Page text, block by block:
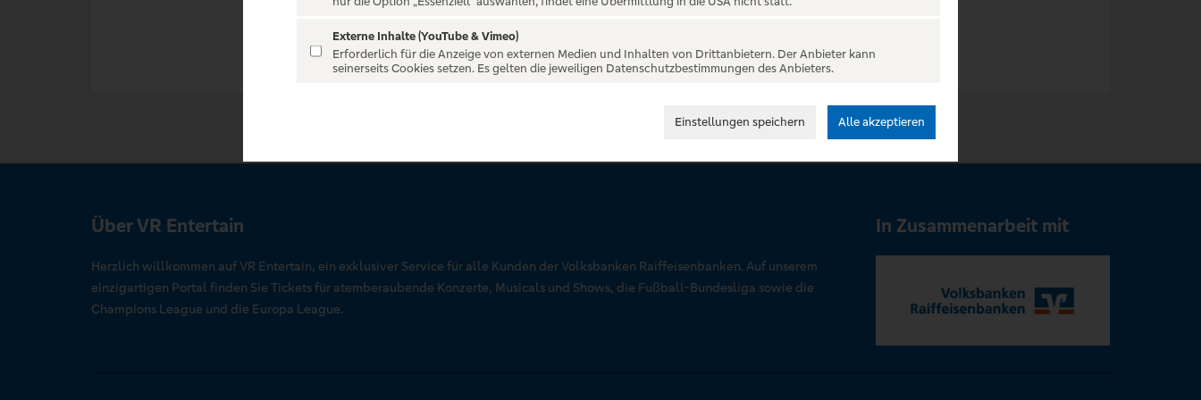
Über VR Entertain
Herzlich willkommen auf VR Entertain, ein exklusiver Service für alle Kunden der Volksbanken Raiffeisenbanken. Auf unserem
einzigartigen Portal finden Sie Tickets für atemberaubende Konzerte, Musicals und Shows, die Fußball-Bundesliga sowie die
Champions League und die Europa League.
In Zusammenarbeit mit
Externe Inhalte (YouTube & Vimeo)
Erforderlich für die Anzeige von externen Medien und Inhalten von Drittanbietern. Der Anbieter kann
seinerseits Cookies setzen. Es gelten die jeweiligen Datenschutzbestimmungen des Anbieters.
Einstellungen speichern Alle akzeptieren